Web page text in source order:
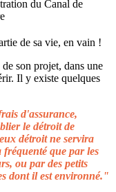
de sa vie, en vain !
son projet, dans une
Il y existe quelques
d'assurance,
le détroit de
détroit ne servira
fréquenté que par les
ou par des petits
dont il est environné."